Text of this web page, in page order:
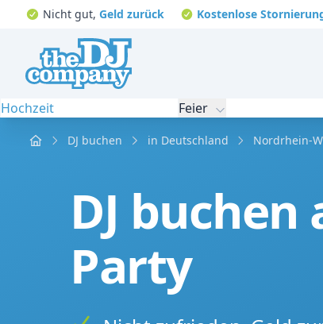
Nicht gut, Geld zurück Kostenlose
Hochzeit Feier
Home DJ buchen in Deutschland Nordrhein-
DJ
Party